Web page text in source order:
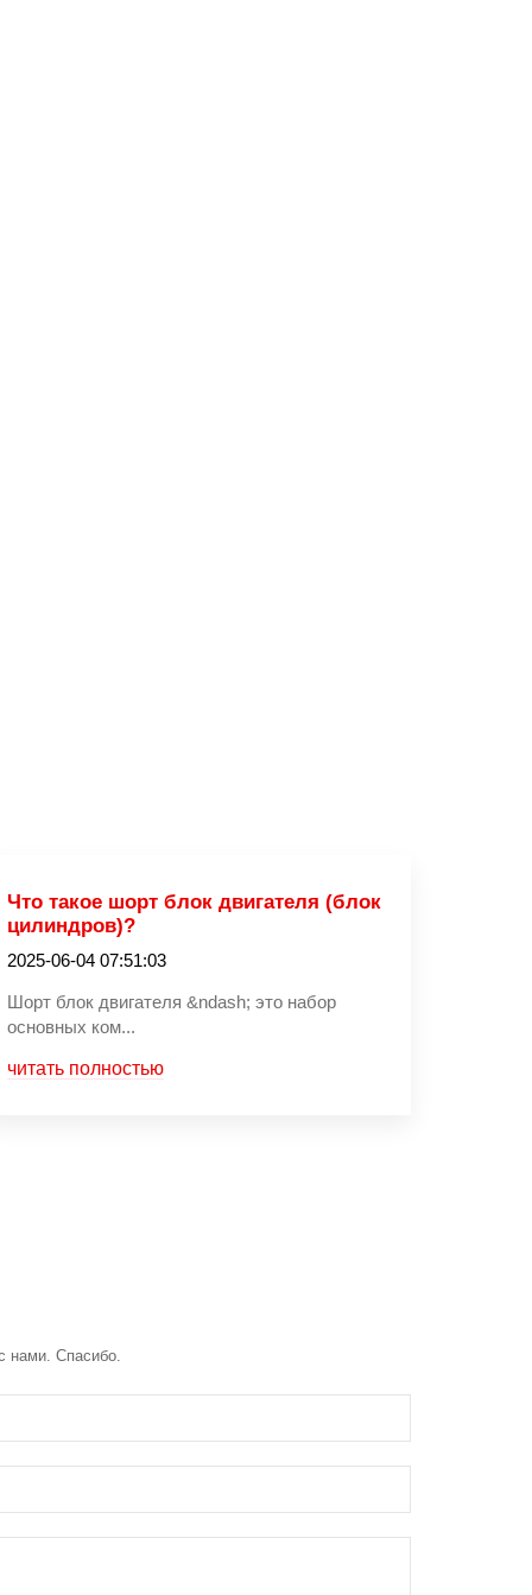
Что такое шорт блок двигателя (блок
цилиндров)?
2025-06-04 07:51:03
Шорт блок двигателя &ndash; это набор
основных ком...
читать полностью
нами. Спасибо.